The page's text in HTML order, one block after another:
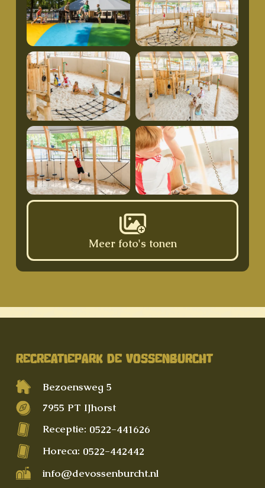
Meer foto's tonen
RECREATIEPARK DE VOSSENBURCHT
Bezoensweg 5
7955 PT IJhorst
Receptie: 0522-441626
Horeca: 0522-442442
info@devossenburcht.nl